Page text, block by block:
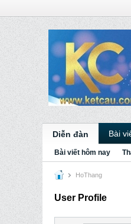
Diễn đàn Bài
Bài viết hôm nay
HoThang
User Profile